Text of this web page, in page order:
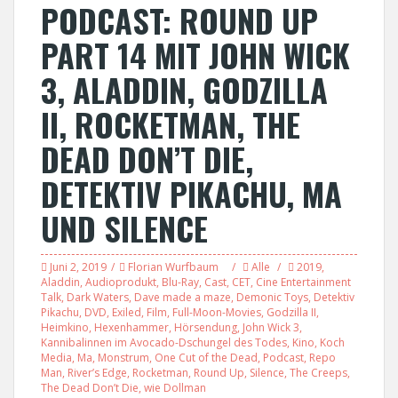
PODCAST: ROUND UP
PART 14 MIT JOHN WICK
3, ALADDIN, GODZILLA
II, ROCKETMAN, THE
DEAD DON’T DIE,
DETEKTIV PIKACHU, MA
UND SILENCE
Juni 2, 2019 Florian Wurfbaum Alle 2019,
Aladdin, Audioprodukt, Blu-Ray, Cast, CET, Cine Entertainment
Talk, Dark Waters, Dave made a maze, Demonic Toys, Detektiv
Pikachu, DVD, Exiled, Film, Full-Moon-Movies, Godzilla II,
Heimkino, Hexenhammer, Hörsendung, John Wick 3,
Kannibalinnen im Avocado-Dschungel des Todes, Kino, Koch
Media, Ma, Monstrum, One Cut of the Dead, Podcast, Repo
Man, River’s Edge, Rocketman, Round Up, Silence, The Creeps,
The Dead Don’t Die, wie Dollman